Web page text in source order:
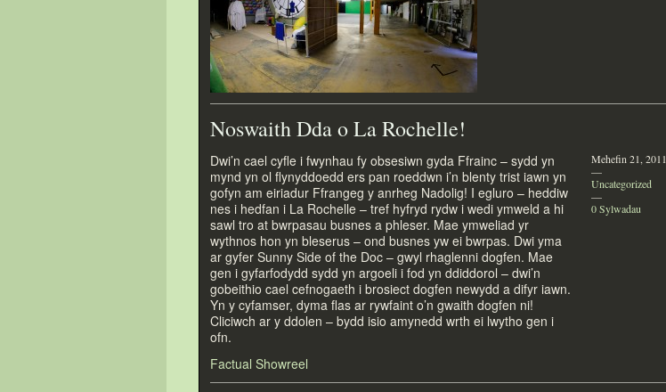
Noswaith Dda o La Rochelle!
Dwi’n cael cyfle i fwynhau fy obsesiwn gyda Ffrainc – sydd yn
mynd yn ol flynyddoedd ers pan roeddwn i’n blenty trist iawn yn
gofyn am eiriadur Ffrangeg y anrheg Nadolig! I egluro – heddiw
nes i hedfan i La Rochelle – tref hyfryd rydw i wedi ymweld a hi
sawl tro at bwrpasau busnes a phleser. Mae ymweliad yr
wythnos hon yn bleserus – ond busnes yw ei bwrpas. Dwi yma
ar gyfer Sunny Side of the Doc – gwyl rhaglenni dogfen. Mae
gen i gyfarfodydd sydd yn argoeli i fod yn ddiddorol – dwi’n
gobeithio cael cefnogaeth i brosiect dogfen newydd a difyr iawn.
Yn y cyfamser, dyma flas ar rywfaint o’n gwaith dogfen ni!
Cliciwch ar y ddolen – bydd isio amynedd wrth ei lwytho gen i
ofn.
Factual Showreel
Mehefin 21, 2011
—
Uncategorized
—
0 Sylwadau